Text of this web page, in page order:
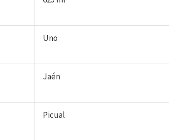
Uno
Jaén
Picual